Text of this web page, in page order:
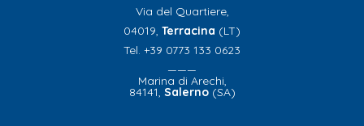
Via del Quartiere,
04019, Terracina (LT)
Tel. +39 0773 133 0623
———
Marina di Arechi,
84141, Salerno(SA)